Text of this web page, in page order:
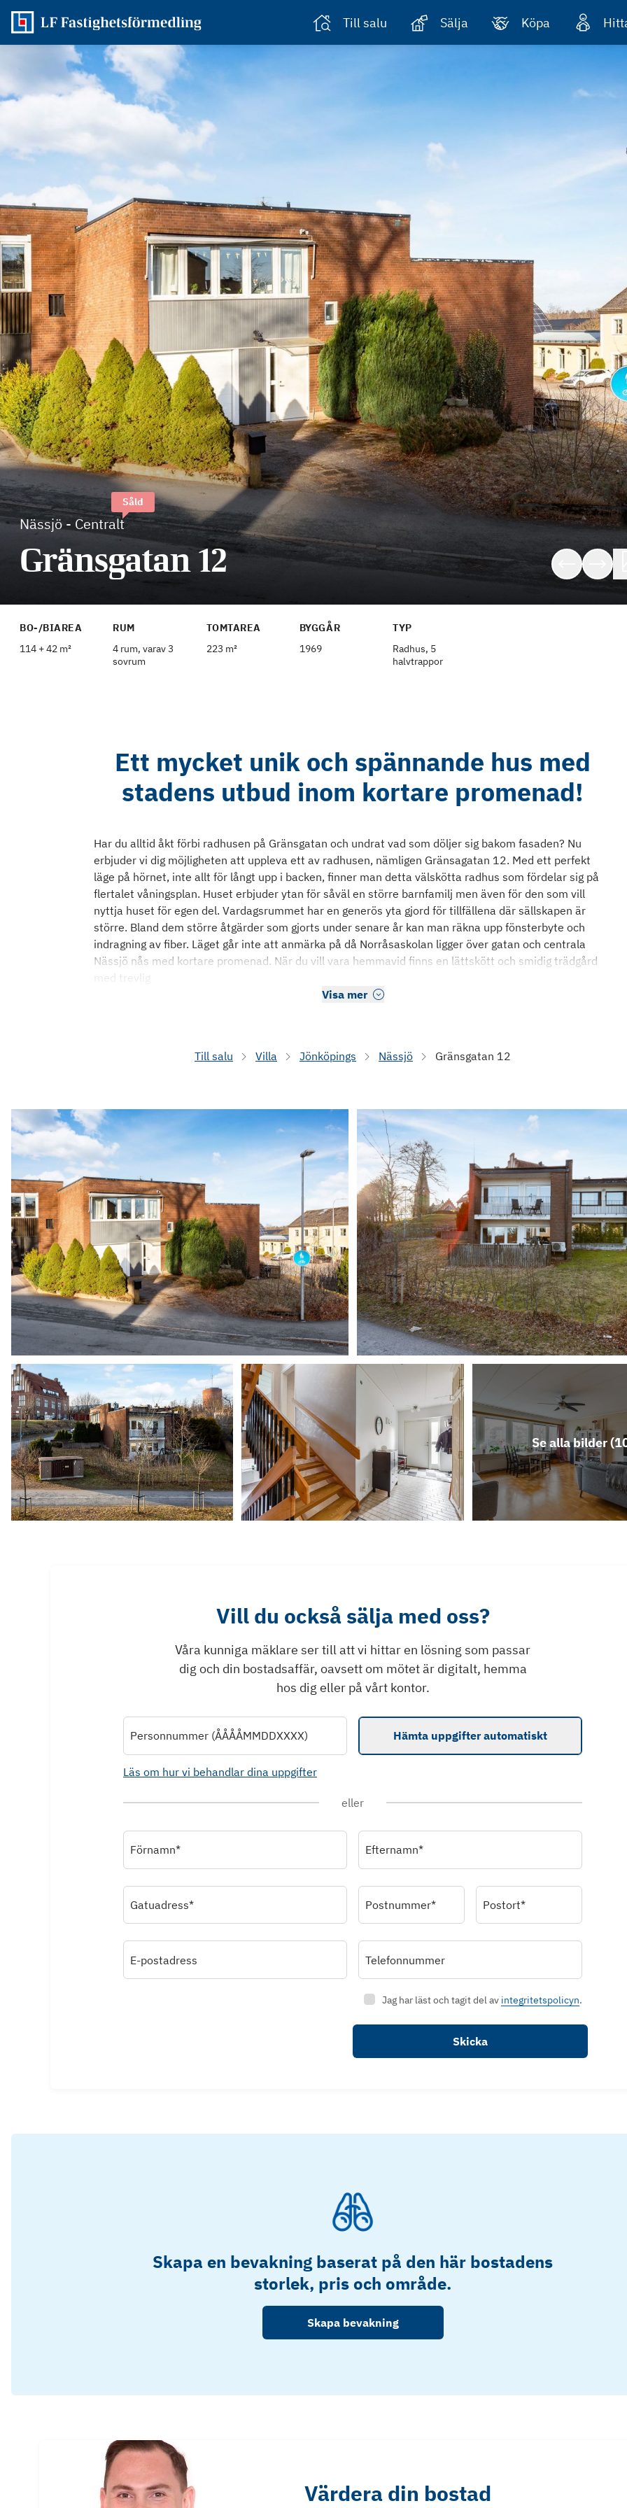
Till salu Sälja Köpa
Nässjö- Centralt
Såld
Gränsgatan 12
BO-/BIAREA
114 + 42 m²
RUM
4 rum, varav 3
sovrum
TOMTAREA
223 m²
BYGGÅR
1969
TYP
Radhus, 5
halvtrappor
Ett mycket unik och spännande hus med
stadens utbud inom kortare promenad!
Har du alltid åkt förbi radhusen på Gränsgatan och undrat vad som döljer sig bakom fasaden? Nu
erbjuder vi dig möjligheten att uppleva ett av radhusen, nämligen Gränsagatan 12. Med ett perfekt
läge på hörnet, inte allt för långt upp i backen, finner man detta välskötta radhus som fördelar sig på
flertalet våningsplan. Huset erbjuder ytan för såväl en större barnfamilj men även för den som vill
nyttja huset för egen del. Vardagsrummet har en generös yta gjord för tillfällena där sällskapen är
större. Bland dem större åtgärder som gjorts under senare år kan man räkna upp fönsterbyte och
indragning av fiber. Läget går inte att anmärka på då Norråsaskolan ligger över gatan och centrala
Nässjö nås med kortare promenad. När du vill vara hemmavid finns en lättskött och smidig trädgård
med trevlig
Visa mer
Till salu Villa Jönköpings Nässjö Gränsgatan 12
Se alla bilder (
Vill du också sälja med oss?
Våra kunniga mäklare ser till att vi hittar en lösning som passar
dig och din bostadsaffär, oavsett om mötet är digitalt, hemma
hos dig eller på vårt kontor.
Personnummer (ÅÅÅÅMMDDXXXX) Hämta uppgifter automatiskt
Läs om hur vi behandlar dina uppgifter
eller
Förnamn* Efternamn*
Gatuadress* Postnummer* Postort*
E-postadress Telefonnummer
Jag har läst och tagit del av integritetspolicyn.
Skicka
Skapa en bevakning baserat på den här bostadens
storlek, pris och område.
Skapa bevakning
Värdera din bostad